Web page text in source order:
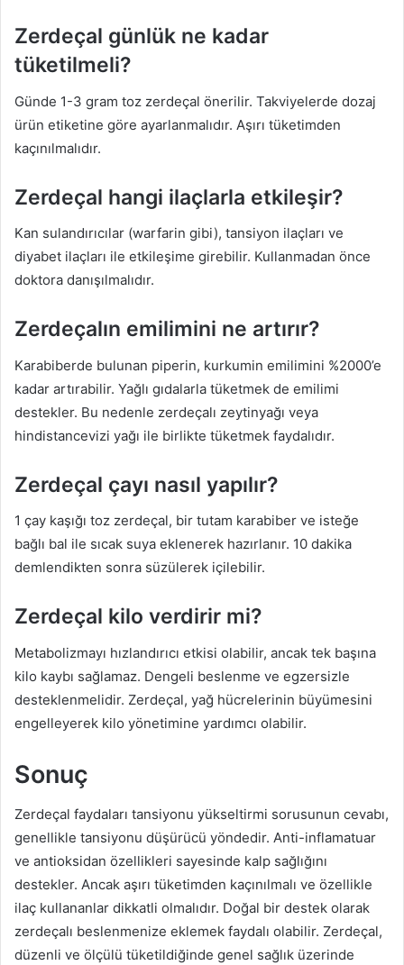
Zerdeçal günlük ne kadar
tüketilmeli?
Günde 1-3 gram toz zerdeçal önerilir. Takviyelerde dozaj
ürün etiketine göre ayarlanmalıdır. Aşırı tüketimden
kaçınılmalıdır.
Zerdeçal hangi ilaçlarla etkileşir?
Kan sulandırıcılar (warfarin gibi), tansiyon ilaçları ve
diyabet ilaçları ile etkileşime girebilir. Kullanmadan önce
doktora danışılmalıdır.
Zerdeçalın emilimini ne artırır?
Karabiberde bulunan piperin, kurkumin emilimini %2000’e
kadar artırabilir. Yağlı gıdalarla tüketmek de emilimi
destekler. Bu nedenle zerdeçalı zeytinyağı veya
hindistancevizi yağı ile birlikte tüketmek faydalıdır.
Zerdeçal çayı nasıl yapılır?
1 çay kaşığı toz zerdeçal, bir tutam karabiber ve isteğe
bağlı bal ile sıcak suya eklenerek hazırlanır. 10 dakika
demlendikten sonra süzülerek içilebilir.
Zerdeçal kilo verdirir mi?
Metabolizmayı hızlandırıcı etkisi olabilir, ancak tek başına
kilo kaybı sağlamaz. Dengeli beslenme ve egzersizle
desteklenmelidir. Zerdeçal, yağ hücrelerinin büyümesini
engelleyerek kilo yönetimine yardımcı olabilir.
Sonuç
Zerdeçal faydaları tansiyonu yükseltirmi sorusunun cevabı,
genellikle tansiyonu düşürücü yöndedir. Anti-inflamatuar
ve antioksidan özellikleri sayesinde kalp sağlığını
destekler. Ancak aşırı tüketimden kaçınılmalı ve özellikle
ilaç kullananlar dikkatli olmalıdır. Doğal bir destek olarak
zerdeçalı beslenmenize eklemek faydalı olabilir. Zerdeçal,
düzenli ve ölçülü tüketildiğinde genel sağlık üzerinde